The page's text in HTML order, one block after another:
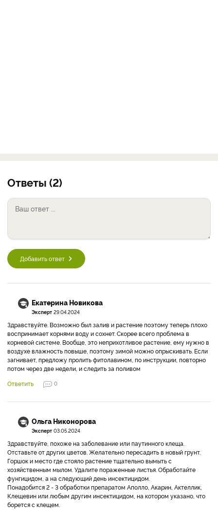
Ответы (2)
Добавить ответ
Екатерина Новикова
Эксперт 29.04.2024
Здравствуйте. Возможно был залив и растение поэтому теперь плохо
воспринимает корнями воду и сохнет. Скорее всего проблема в
корневой системе. Вообще, это неприхотливое растение, ему нужно в
воздухе влажность повыше, поэтому зимой можно опрыскивать. Если
загнивает, предложу пролить фитолавином, по инструкции, повторно
потом через две недели, и следить за поливом
Ответить
0
Ольга Никонорова
Эксперт 03.05.2024
Здравствуйте, похоже на заболевание или паутинного клеща.
Отставьте от других цветов. Желательно пересадить в новый грунт.
Горшок и место где стояло растение тщательно вымыть с
хозяйственным мылом. Удалите пораженные листья. Обработайте
фунгицидом, а на следующий день инсектицидом.
Понадобится 2 - 3 обработки препаратом Аполло, Акарин, Актеллик,
Клещевин или любым другим инсектицидом, на котором указано, что
борется с клещем.